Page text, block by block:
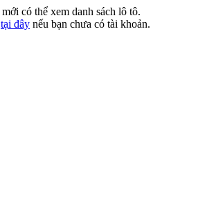
mới có thể xem danh sách lô tô.
tại đây nếu bạn chưa có tài khoản.